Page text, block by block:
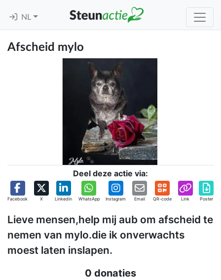
NL
Afscheid mylo
Deel deze actie via:
Facebook X Linkedin WhatsApp Instagram Email QR-code Link Poster
Lieve mensen,help mij aub om afscheid te
nemen van mylo.die ik onverwachts
moest laten inslapen.
0 donaties